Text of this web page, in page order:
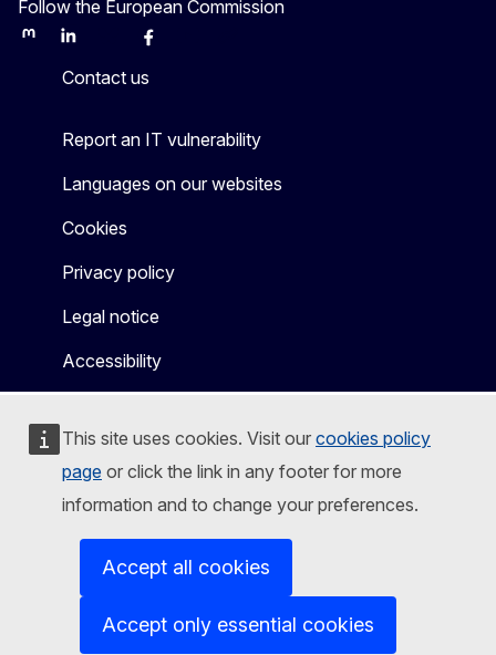
This site uses cookies. Visit our cookies policy
page or click the link in any footer for more
information and to change your preferences.
Accept all cookies
Accept only essential cookies
Follow the European Commission
MastodonLinkedInBlueskyFacebook
Contact us
Report an IT vulnerability
Languages on our websites
Cookies
Privacy policy
Legal notice
Accessibility